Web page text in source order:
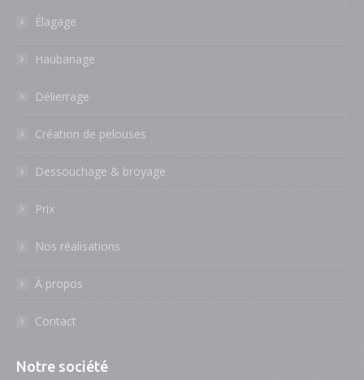
Élagage
Haubanage
Délierrage
Création de pelouses
Dessouchage & broyage
Prix
Nos réalisations
À propos
Contact
Notre société